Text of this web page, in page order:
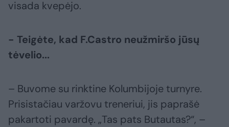
visada kvepėjo.
- Teigėte, kad F.Castro neužmiršo jūsų
tėvelio...
– Buvome su rinktine Kolumbijoje turnyre.
Prisistačiau varžovu treneriui, jis paprašė
pakartoti pavardę. „Tas pats Butautas?“, –